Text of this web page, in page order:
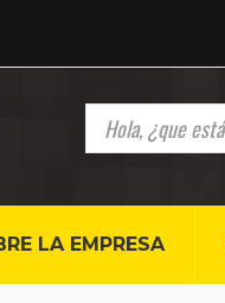
LA EMPRESA